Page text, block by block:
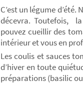
C’est un légume
décevra. Toutefois,
pouvez cueillir des
intérieur et vous en
Les coulis et sauces
d’hiver en toute
préparations (basilic